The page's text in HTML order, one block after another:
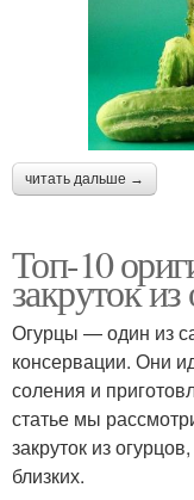
огурцы
Огурчики с
читать дальше →
Топ-10
закруток
Огурцы — один из
консервации. Они
соления и
статье мы
закруток из
близких.